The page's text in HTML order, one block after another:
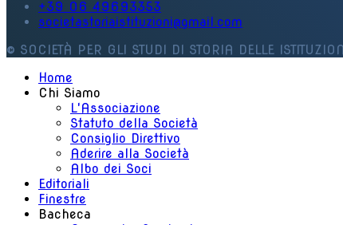
+39 06 49693353
societastoriaistituzioni@gmail.com
© SOCIETÀ PER GLI STUDI DI STORIA DELLE
Home
Chi Siamo
L'Associazione
Statuto della Società
Consiglio Direttivo
Aderire alla Società
Albo dei Soci
Editoriali
Finestre
Bacheca